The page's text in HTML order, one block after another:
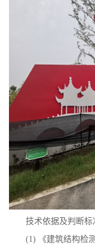
技术依据及判断标
(1) 《建筑结构检测